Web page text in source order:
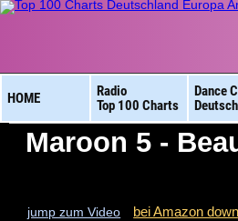
HOME
Radio
Top 100 Charts
Dance
Maroon 5 -
jump zum Video bei Amazon